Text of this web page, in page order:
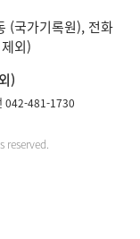
(국가기록원), 전화
외)
)
042-481-1730
reserved.